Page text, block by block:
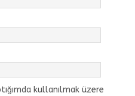
kullanılmak üzere